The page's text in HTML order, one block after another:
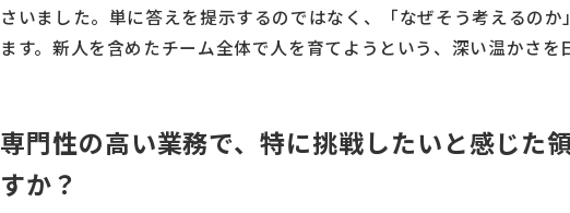
さいました。単に答えを提示するのではなく、「なぜそう考えるの
ます。新人を含めたチーム全体で人を育てようという、深い温かさを
専門性の高い業務で、特に挑戦したいと感じた
すか？